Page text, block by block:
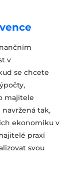
v
se chcete
majitele
tak,
ekonomiku v
praxí
svou